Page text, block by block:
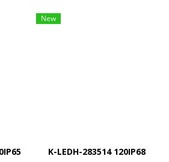
New
K-LEDH-283514 120IP68